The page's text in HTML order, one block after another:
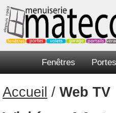
Fenêtres Portes
Accueil / Web TV